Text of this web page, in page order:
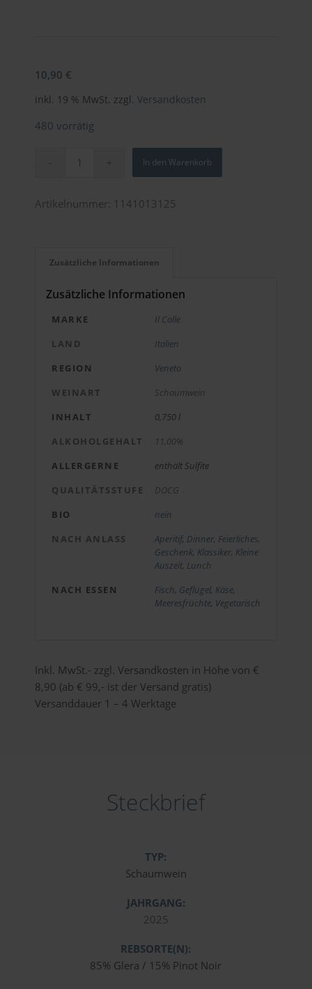
10,90 €
inkl. 19 % MwSt. zzgl. Versandkosten
480 vorrätig
In den Warenkorb
Artikelnummer: 1141013125
Zusätzliche Informationen
Zusätzliche Informationen
MARKE
Il Colle
LAND
Italien
REGION
Veneto
WEINART
Schaumwein
INHALT
0,750 l
ALKOHOLGEHALT
11,00%
ALLERGERNE
enthält Sulfite
QUALITÄTSSTUFE
DOCG
BIO
nein
NACH ANLASS
Aperitif, Dinner Feierliches
Geschenk Klassiker Kleine
Auszeit Lunch
NACH ESSEN
Fisch, Geflügel, Käse,
Meeresfrüchte, Vegetarisch
Inkl. MwSt.- zzgl. Versandkosten in Höhe von €
8,90 (ab € 99,- ist der Versand gratis)
Versanddauer 1 – 4 Werktage
Steckbrief
TYP:
Schaumwein
JAHRGANG:
2025
REBSORTE(N):
85% Glera / 15% Pinot Noir